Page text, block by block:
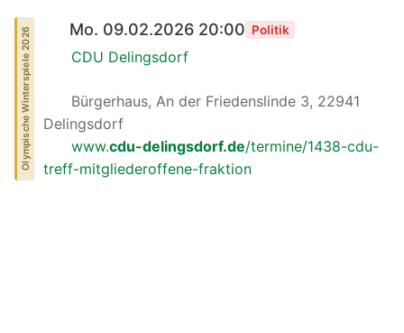
Olympische Winterspiele 2026 Mo. 09.02.2026 20:00 Politik
CDU Delingsdorf
Bürgerhaus, An der Friedenslinde 3, 22941
Delingsdorf
www.cdu-delingsdorf.de/termine/1438-cdu-
treff-mitgliederoffene-fraktion